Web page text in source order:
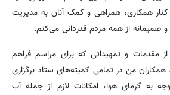
همکاری، همراهی و کمک آنان به مدیریت
و صمیمانه از همه مردم قدردانی می‌کنم.
از مقدمات و تمهیداتی که برای مراسم فراهم
من در تمامی کمیته‌های ستاد برگزاری
به گرمای هوا، امکانات لازم از جمله آب